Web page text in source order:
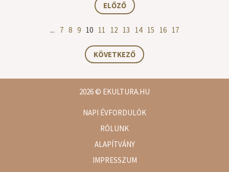
ELŐZŐ
... 7 8 9 10 11 12 13 14 15 16 17
KÖVETKEZŐ
2026© EKULTURA.HU
NAPI ÉVFORDULÓK
RÓLUNK
ALAPÍTVÁNY
IMPRESSZUM